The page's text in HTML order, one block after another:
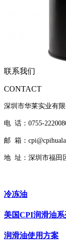
联系我们
CONTACT
深圳市华莱实业有限
电 话：0755-
邮 箱：
地 址： 深圳市福田
冷冻油
美国CPI润滑油系
润滑油使用方案